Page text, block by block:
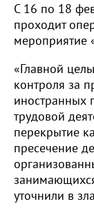
С 16 по 18
проходит
мероприятие
«Главной
контроля за
иностранных
трудовой
перекрытие
пресечение
уточнили в